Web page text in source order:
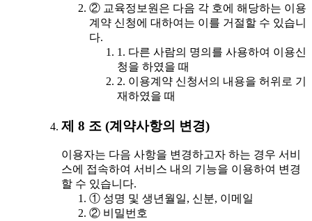
② 교육정보원은 다음 각 호에 해당하는 이용
계약 신청에 대하여는 이를 거절할 수 있습니
다.
1. 다른 사람의 명의를 사용하여 이용신
청을 하였을 때
2. 이용계약 신청서의 내용을 허위로 기
재하였을 때
제 8 조 (계약사항의 변경)
이용자는 다음 사항을 변경하고자 하는 경우 서비
스에 접속하여 서비스 내의 기능을 이용하여 변경
할 수 있습니다.
① 성명 및 생년월일, 신분, 이메일
② 비밀번호